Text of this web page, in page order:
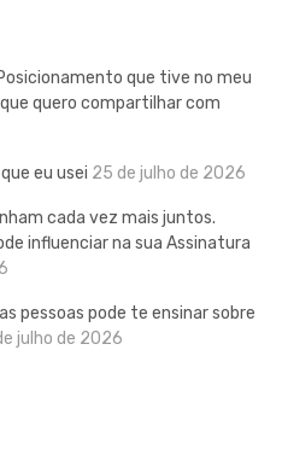
que tive no meu
quero compartilhar com
eu usei 25 de julho de 2026
cada vez mais juntos.
influenciar na sua Assinatura
pessoas pode te ensinar sobre
julho de 2026